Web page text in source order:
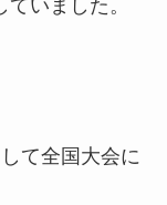
いました。
て全国大会に